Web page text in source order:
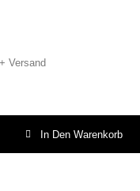
Versand
In Den Warenkorb